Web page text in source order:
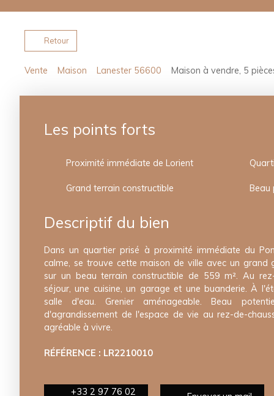
Retour
Vente Maison Lanester 56600 Maison à vendre, 5
Les points forts
Proximité immédiate de Lorient
Grand terrain constructible Beau
Descriptif du bien
Dans un quartier prisé à proximité immédiate du
calme, se trouve cette maison de ville avec un grand
sur un beau terrain constructible de 559 m². Au
séjour, une cuisine, un garage et une buanderie. À
salle d'eau. Grenier aménageable. Beau
d'agrandissement de l'espace de vie au rez-de-
agréable à vivre.
RÉFÉRENCE : LR2210010
+33 2 97 76 02